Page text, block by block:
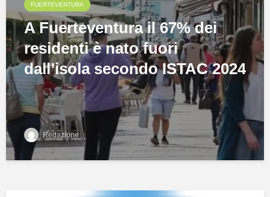
FUERTEVENTURA
A Fuerteventura il 67% dei
residenti è nato fuori
dall’isola secondo ISTAC 2024
Redazione